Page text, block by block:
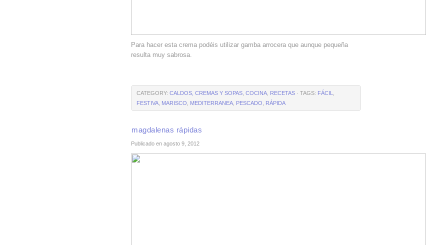
Para hacer esta crema podéis utilizar gamba arrocera que aunque pequeña
resulta muy sabrosa.
CATEGORY: CALDOS, CREMAS Y SOPAS COCINA RECETAS · TAGS: FÁCIL
FESTIVA MARISCO MEDITERRANEA PESCADO RÁPIDA
magdalenas rápidas
Publicado en agosto 9, 2012